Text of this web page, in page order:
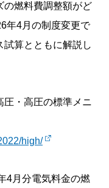
の燃料費調整額がど
年4月の制度変更で
算とともに解説し
・高圧の標準メニ
high/
4月分電気料金の燃